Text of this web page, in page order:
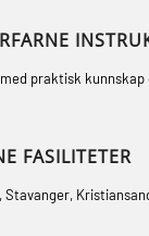
repetisjon
(OBS1055)
for
for
–
praktisk kunnskap
FASILITETER